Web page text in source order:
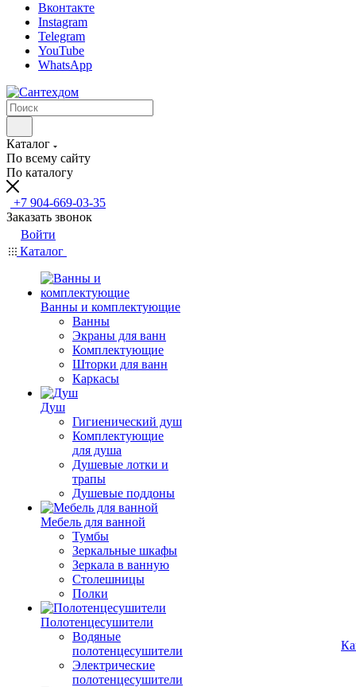
Вконтакте
Instagram
Telegram
YouTube
WhatsApp
Каталог
По всему сайту
По каталогу
+7 904-669-03-35
Заказать звонок
Войти
Каталог
Ванны и комплектующие
Ванны
Экраны для ванн
Комплектующие
Шторки для ванн
Каркасы
Душ
Гигиенический душ
Комплектующие
для душа
Душевые лотки и
трапы
Душевые поддоны
Мебель для ванной
Тумбы
Зеркальные шкафы
Зеркала в ванную
Столешницы
Полки
Полотенцесушители
Водяные
полотенцесушители
Электрические
полотенцесушители